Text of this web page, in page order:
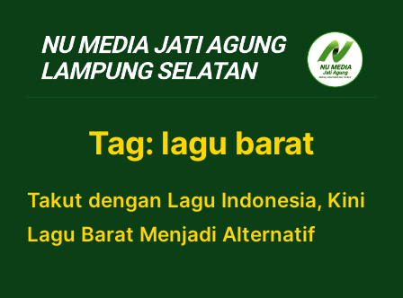
NU
Tag: lagu barat
Takut dengan Lagu Indonesia, Kini
Lagu Barat Menjadi Alternatif